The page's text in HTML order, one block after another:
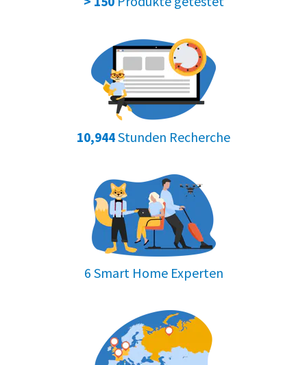
10,944Stunden Recherche
6 Smart Home Experten